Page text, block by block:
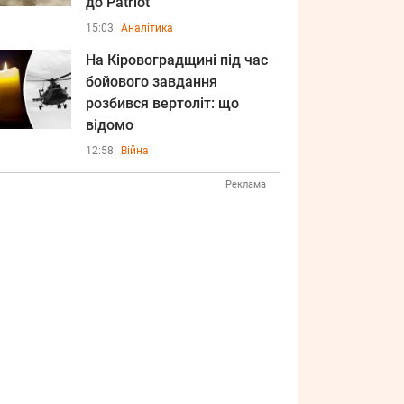
15:03 Аналітика
На Кіровоградщині під час
бойового завдання
розбився вертоліт: що
відомо
12:58 Війна
Реклама